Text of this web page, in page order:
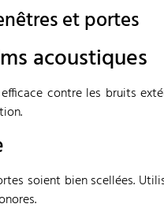
et portes
acoustiques
contre les bruits
soient bien scellées.